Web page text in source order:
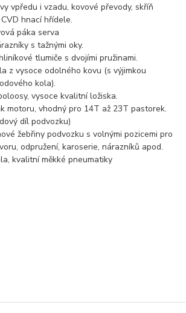
vpředu i vzadu, kovové převody, skříň
hnací hřídele.
páka serva
s tažnými oky.
tlumiče s dvojími pružinami.
z vysoce odolného kovu (s výjimkou
kola).
vysoce kvalitní ložiska.
motoru, vhodný pro 14T až 23T pastorek.
díl podvozku)
žebřiny podvozku s volnými pozicemi pro
odpružení, karoserie, nárazníků apod.
kvalitní měkké pneumatiky